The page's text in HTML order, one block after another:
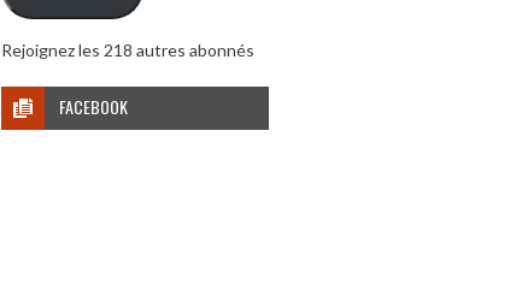
Rejoignez les 218 autres abonnés
FACEBOOK